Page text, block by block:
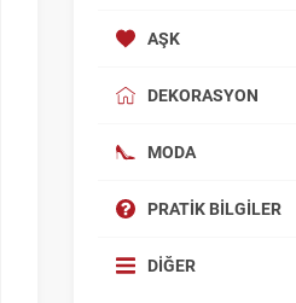
AŞK
DEKORASYON
MODA
PRATIK BILGILER
DIĞER